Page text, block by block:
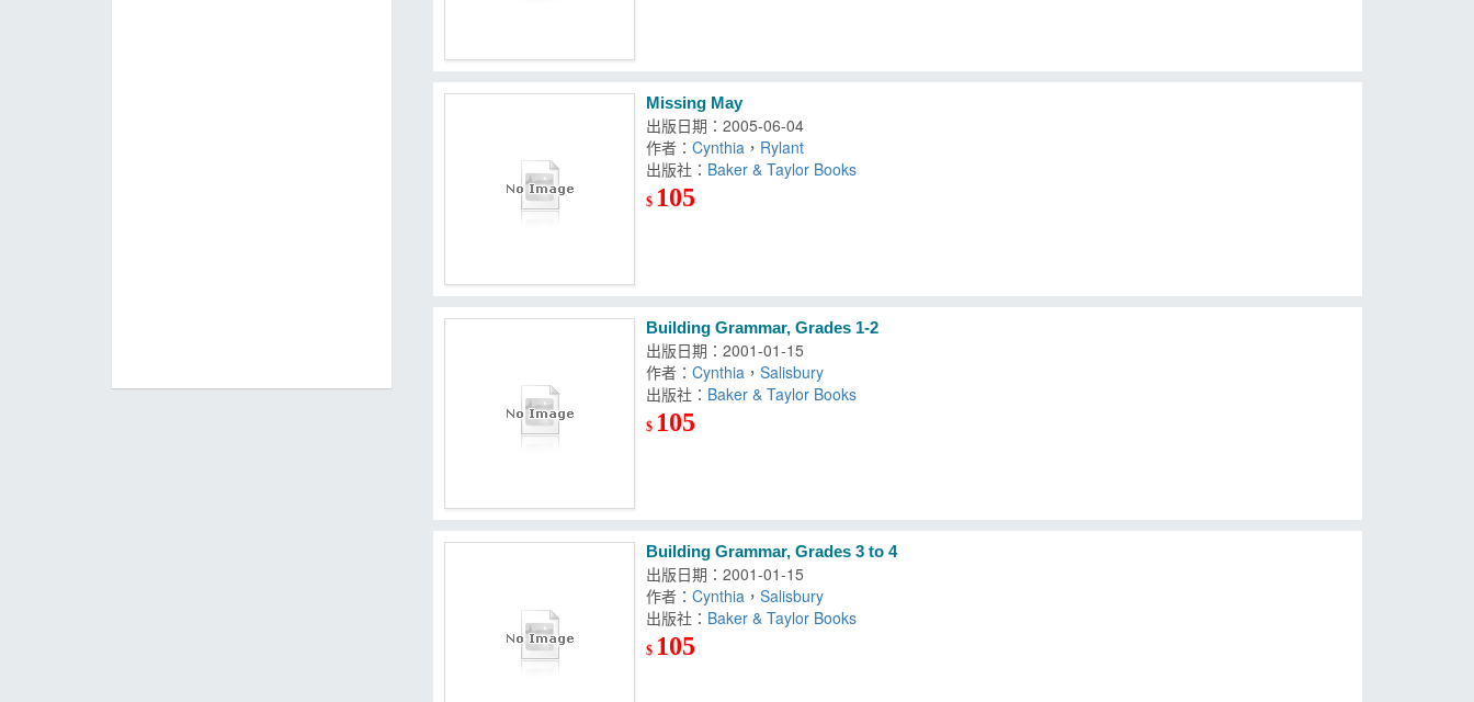
Missing May
出版日期：2005-06-04
作者：Cynthia ， Rylant
出版社： Baker & Taylor Books
$ 105
Building Grammar, Grades 1-2
出版日期：2001-01-15
作者：Cynthia ，Salisbury
出版社： Baker & Taylor Books
$ 105
Building Grammar, Grades 3 to 4
出版日期：2001-01-15
作者：Cynthia ，Salisbury
出版社： Baker & Taylor Books
$ 105